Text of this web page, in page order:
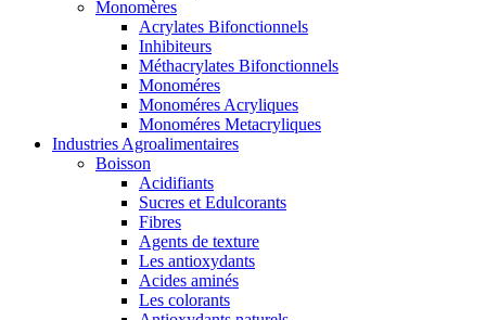
Monomères
Acrylates Bifonctionnels
Inhibiteurs
Méthacrylates Bifonctionnels
Monoméres
Monoméres Acryliques
Monoméres Metacryliques
Industries Agroalimentaires
Boisson
Acidifiants
Sucres et Edulcorants
Fibres
Agents de texture
Les antioxydants
Acides aminés
Les colorants